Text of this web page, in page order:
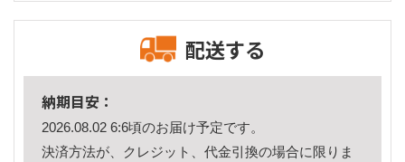
配送する
納期目安：
2026.08.02 6:6頃のお届け予定です。
決済方法が、クレジット、代金引換の場合に限りま